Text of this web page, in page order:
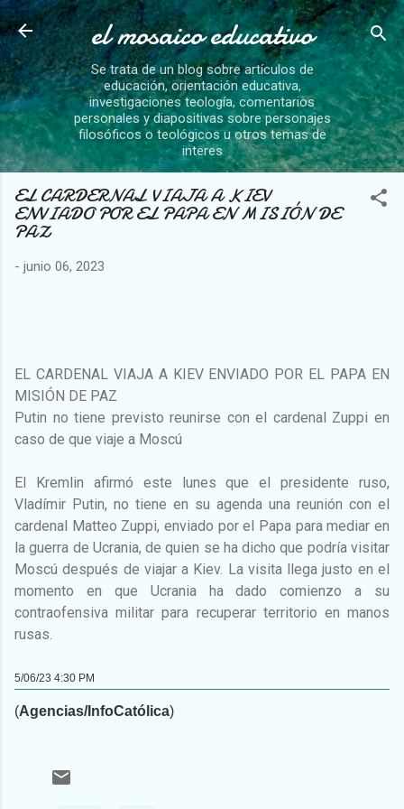
Ir al contenido principal
el mosaico educativo
Se trata de un blog sobre artículos de
educación, orientación educativa,
investigaciones teología, comentarios
personales y diapositivas sobre personajes
filosóficos o teológicos u otros temas de
interes
EL CARDERNAL VIAJA A KIEV
ENVIADO POR EL PAPA EN MISIÓN DE
PAZ
- junio 06, 2023
EL CARDENAL VIAJA A KIEV ENVIADO POR EL PAPA EN
MISIÓN DE PAZ
Putin no tiene previsto reunirse con el cardenal Zuppi en
caso de que viaje a Moscú
El Kremlin afirmó este lunes que el presidente ruso,
Vladímir Putin, no tiene en su agenda una reunión con el
cardenal Matteo Zuppi, enviado por el Papa para mediar en
la guerra de Ucrania, de quien se ha dicho que podría visitar
Moscú después de viajar a Kiev. La visita llega justo en el
momento en que Ucrania ha dado comienzo a su
contraofensiva militar para recuperar territorio en manos
rusas.
5/06/23 4:30 PM
(Agencias/InfoCatólica)